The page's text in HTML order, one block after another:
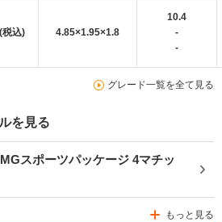
込) 4.85×1.95×1.8
10.4
-
-
グレード一覧を全て見る
を見る
スポーツパッケージ 4マチッ
もっと見る